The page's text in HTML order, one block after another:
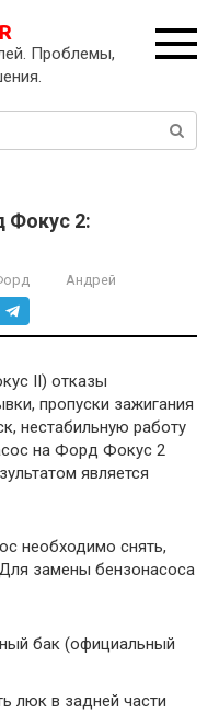
Проблемы,
Фокус 2:
Андрей
II) отказы
пропуски зажигания
нестабильную работу
на Форд Фокус 2
является
необходимо снять,
замены бензонасоса
бак (официальный
люк в задней части